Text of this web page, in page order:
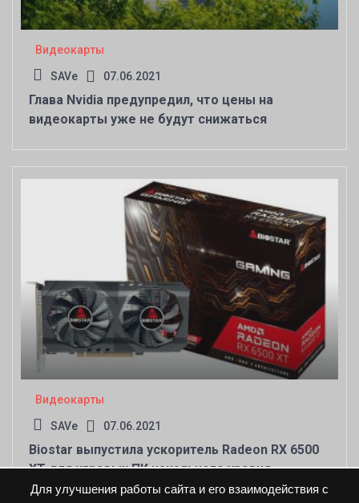
Для улучшения работы сайта и его взаимодействия с
Видеокарты
SAVe 07.06.2021
Глава Nvidia предупредил, что цены на
видеокарты уже не будут снижаться
Видеокарты
SAVe 07.06.2021
Biostar выпустила ускоритель Radeon RX 6500
XT для игровых ПК начального уровня